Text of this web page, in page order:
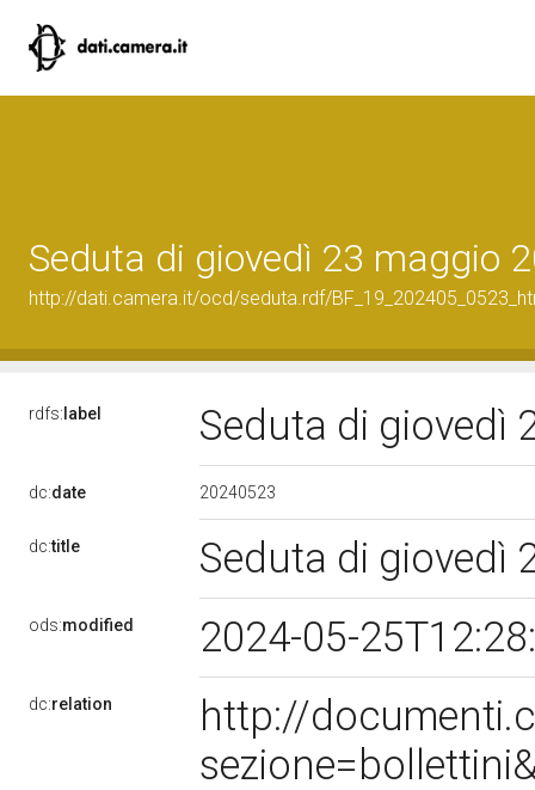
Seduta di giovedì 23 maggio
http://dati.camera.it/ocd/seduta.rdf/
rdfs: label Seduta di giovedì
dc:date 20240523
dc:title Seduta di giovedì
ods:modified 2024-05-
dc:relation
http://